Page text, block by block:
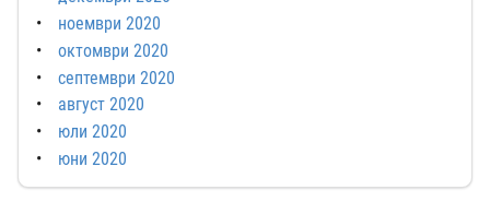
ноември 2020
октомври 2020
септември 2020
август 2020
юли 2020
юни 2020